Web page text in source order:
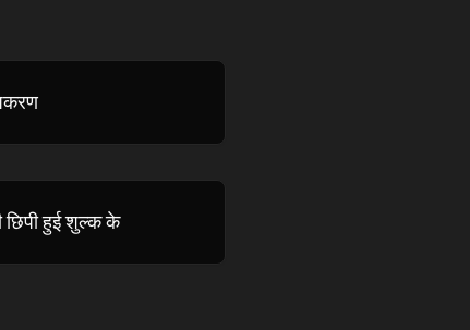
छिपी हुई शुल्क के